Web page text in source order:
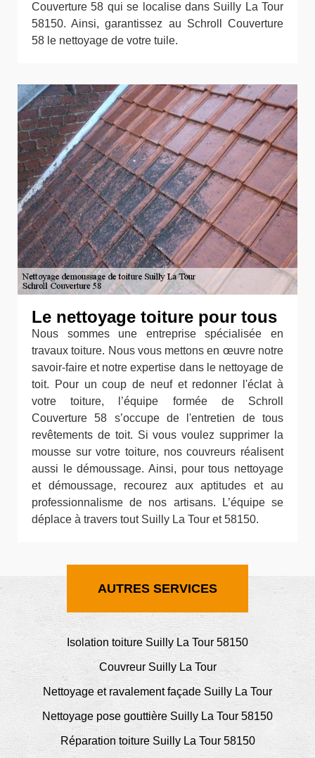
Couverture 58 qui se localise dans Suilly La Tour
58150. Ainsi, garantissez au Schroll Couverture
58 le nettoyage de votre tuile.
Le nettoyage toiture pour tous
Nous sommes une entreprise spécialisée en
travaux toiture. Nous vous mettons en œuvre notre
savoir-faire et notre expertise dans le nettoyage de
toit. Pour un coup de neuf et redonner l'éclat à
votre toiture, l’équipe formée de Schroll
Couverture 58 s’occupe de l'entretien de tous
revêtements de toit. Si vous voulez supprimer la
mousse sur votre toiture, nos couvreurs réalisent
aussi le démoussage. Ainsi, pour tous nettoyage
et démoussage, recourez aux aptitudes et au
professionnalisme de nos artisans. L’équipe se
déplace à travers tout Suilly La Tour et 58150.
AUTRES SERVICES
Isolation toiture Suilly La Tour 58150
Couvreur Suilly La Tour
Nettoyage et ravalement façade Suilly La Tour
Nettoyage pose gouttière Suilly La Tour 58150
Réparation toiture Suilly La Tour 58150